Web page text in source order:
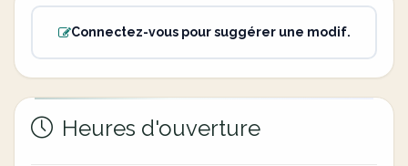
Connectez-vous pour suggérer une modif.
Heures d'ouverture